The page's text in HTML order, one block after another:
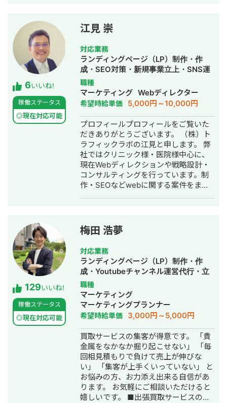
（バサジィ大分在籍時は完全プロ契約
のため1年間休職）。 アスリートとし
ての経験で培った「やると決めたら徹
底的にやり抜く」精神で、お客様のプ
ロジェクトに全力で取り組みます。
6いいね!
稼働ステータス
◎現在対応可能
江見 崇
対応業務
ランディングページ（LP）制作・作
成・SEO対策・新規事業立上・SNS運
用代行・記事作成代行・ライティン
グ・翻訳・ホームページ制作・作成・
バナー制作・デザイン・ロゴデザイ
ン・作成・イラスト制作・リスティン
グ広告運用代行
職種
マーケティング Webディレクター
希望時給単価 5,000円～10,000円
プロフィールプロフィールをご覧いた
だきありがとうございます。 （株）ト
ラフィックラボの江見と申します。 弊
社ではクリニック様・医院様中心に、
現在Webディレクションや戦略設計・
コンサルティングを行っています。制
作・SEOなどwebに関する案件をまる
また、常にレスを早めに対応を心がけ
ておりまして24時間365日対応が可能
です。 実際、弊社は地域名＋施術で上
位表示が得意得意で、かなりの施術名
をハックしています。 また、医療広告
ガイドライン、薬機法にも対応した知
見もあり安全性にも対応しておりま
す。 ■実績■ ・某美容系ビックワード
で圏外→10位以内（半年） ・美容施術
系ビッグワード 2位 ・新規患者数PV
が3ヶ月で２倍 ・半年で新規患者数が
1.5倍！
129いいね!
稼働ステータス
◎現在対応可能
梅田 浩夢
対応業務
ランディングページ（LP）制作・作
成・Youtubeチャンネル運営代行・立
ち上げ・SEO対策・SNS運用代行・記
事作成代行・ライティング・ホームペ
ージ制作・作成・リスティング広告運
用代行・オウンドメディア制作・構
築・運用代行
職種
マーケティング
マーケティングプランナー
希望時給単価 3,000円～5,000円
買取サービスの集客が得意です。 「貴
金属をなかなか掘り起こせない」 「毎
回相見積もりで負けて売上が伸びな
い」 「集客が上手くいっていない」 と
お悩みの方、お力添え出来る自信があ
ります。 お気軽にご相談いただけると
嬉しいです。 ■出張買取サービスの集